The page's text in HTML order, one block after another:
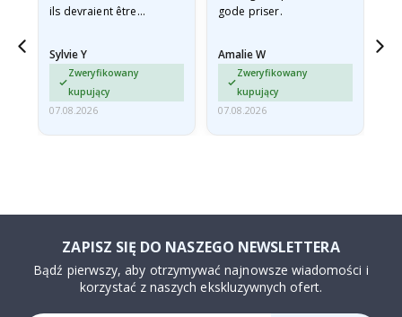
ils devraient être
enveloppe rigide car ils
sont arrivés roulés et un…
Sylvie Y
Zweryfikowany
kupujący
07.08.2026
gode priser.
Amalie W
Zweryfikowany
kupujący
07.08.2026
ZAPISZ SIĘ DO NASZEGO NEWSLETTERA
Bądź pierwszy, aby otrzymywać najnowsze wiadomości i
korzystać z naszych ekskluzywnych ofert.